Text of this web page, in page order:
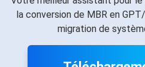
la conversion de MBR en
migration de